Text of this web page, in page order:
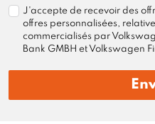
J'accepte de recevoir des
offres personnalisées,
commercialisés par
Bank GMBH et Volkswagen